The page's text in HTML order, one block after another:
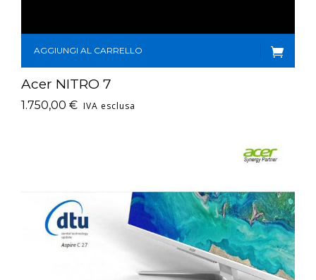
AGGIUNGI AL CARRELLO
Acer NITRO 7
1.750,00 € IVA esclusa